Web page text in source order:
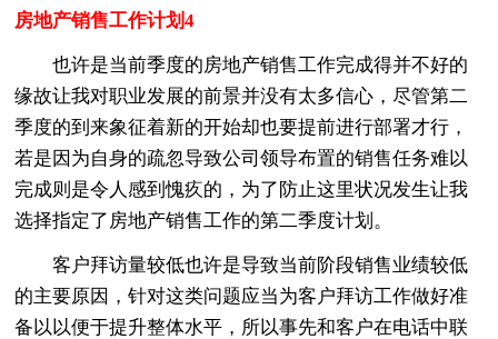
房地产销售工作计划4
也许是当前季度的房地产销售工作完成得并不好的
缘故让我对职业发展的前景并没有太多信心，尽管第二
季度的到来象征着新的开始却也要提前进行部署才行，
若是因为自身的疏忽导致公司领导布置的销售任务难以
完成则是令人感到愧疚的，为了防止这里状况发生让我
选择指定了房地产销售工作的第二季度计划。
客户拜访量较低也许是导致当前阶段销售业绩较低
的主要原因，针对这类问题应当为客户拜访工作做好准
备以以便于提升整体水平，所以事先和客户在电话中联